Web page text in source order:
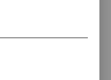
au bord d’un
propre quête.